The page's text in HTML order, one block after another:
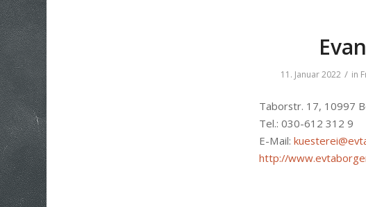
11. Januar 2022 / in
Taborstr. 17, 10997
Tel.: 030-612 312 9
E-Mail:
http://